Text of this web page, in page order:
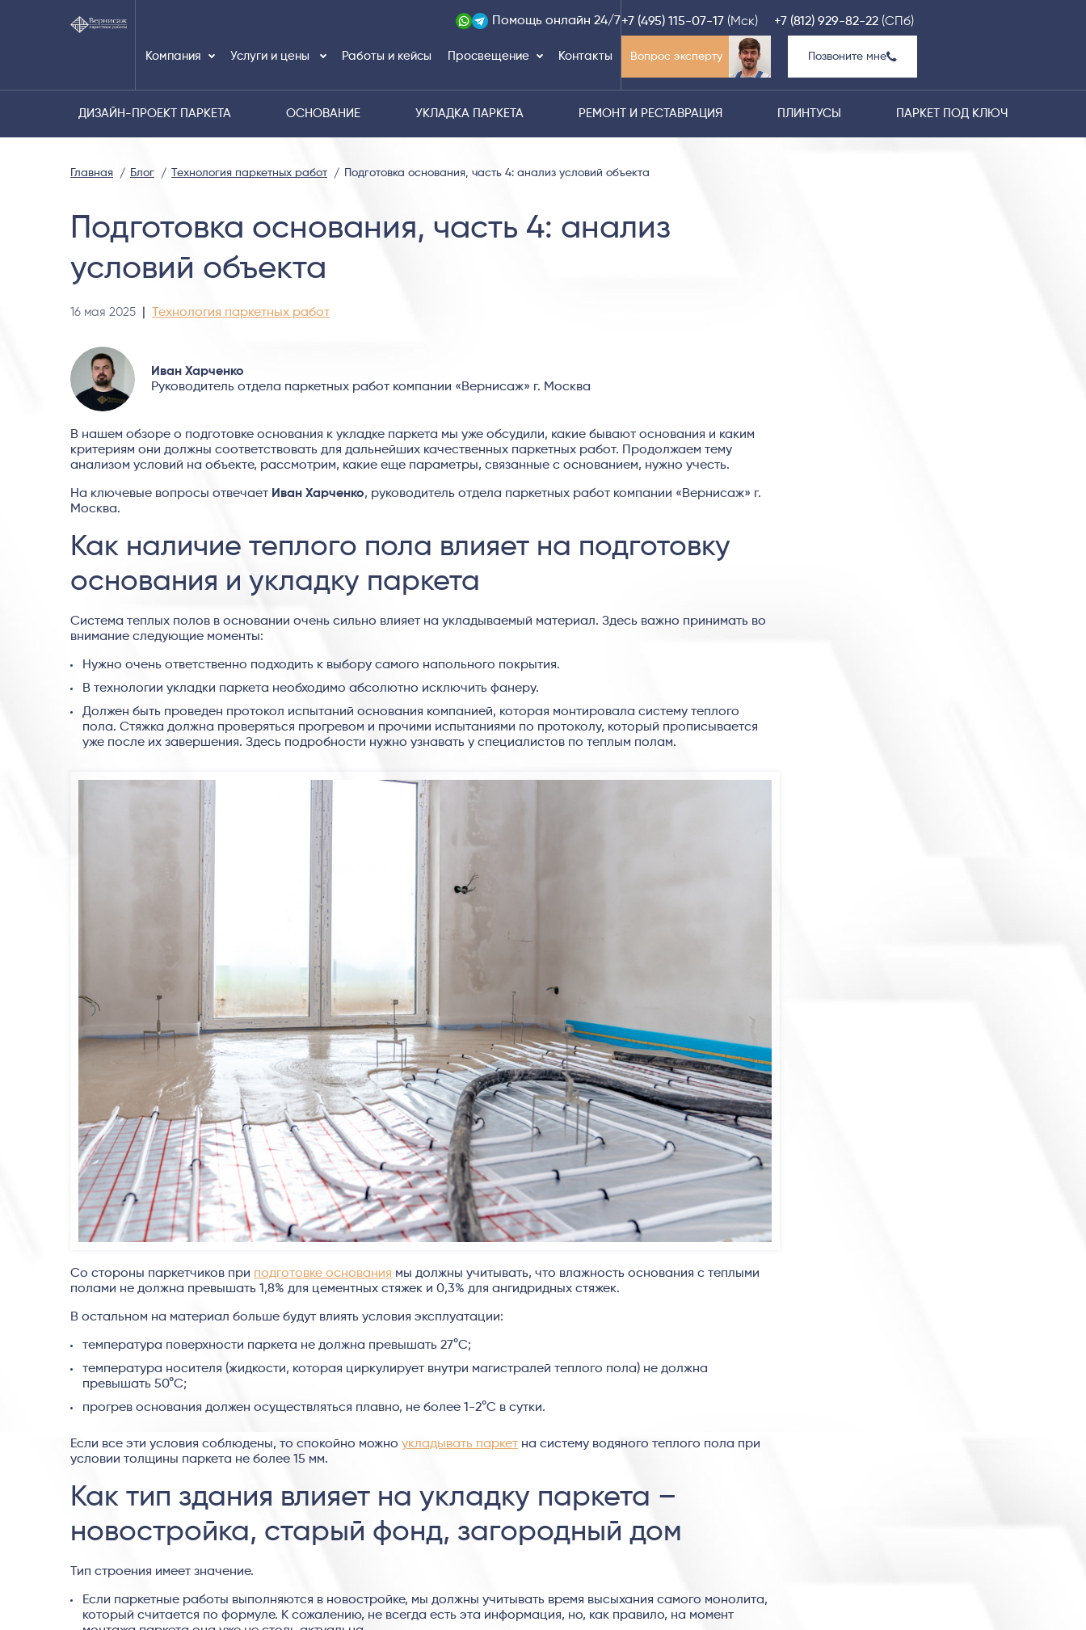
Компания Услуги и цены Работы и кейсы Просвещение Контакты
Помощь онлайн 24/7+7 (495) 115-07-17 (Мск) +7 (812) 929-82-22 (СПб)
Вопрос эксперту Позвоните мне
ДИЗАЙН-ПРОЕКТ ПАРКЕТА ОСНОВАНИЕ УКЛАДКА ПАРКЕТА РЕМОНТ И РЕСТАВРАЦИЯ ПЛИНТУСЫ ПАРКЕТ ПОД КЛЮЧ
Главная Блог Технология паркетных работ Подготовка основания, часть 4: анализ условий объекта
Подготовка основания, часть 4: анализ
условий объекта
16 мая 2025 Технология паркетных работ
Иван Харченко
Руководитель отдела паркетных работ компании «Вернисаж» г. Москва
В нашем обзоре о подготовке основания к укладке паркета мы уже обсудили, какие бывают основания и каким
критериям они должны соответствовать для дальнейших качественных паркетных работ. Продолжаем тему
анализом условий на объекте, рассмотрим, какие еще параметры, связанные с основанием, нужно учесть.
На ключевые вопросы отвечает Иван Харченко, руководитель отдела паркетных работ компании «Вернисаж» г.
Москва.
Как наличие теплого пола влияет на подготовку
основания и укладку паркета
Система теплых полов в основании очень сильно влияет на укладываемый материал. Здесь важно принимать во
внимание следующие моменты:
Нужно очень ответственно подходить к выбору самого напольного покрытия.
В технологии укладки паркета необходимо абсолютно исключить фанеру.
Должен быть проведен протокол испытаний основания компанией, которая монтировала систему теплого
пола. Стяжка должна проверяться прогревом и прочими испытаниями по протоколу, который прописывается
уже после их завершения. Здесь подробности нужно узнавать у специалистов по теплым полам.
Со стороны паркетчиков при подготовке основания мы должны учитывать, что влажность основания с теплыми
полами не должна превышать 1,8% для цементных стяжек и 0,3% для ангидридных стяжек.
В остальном на материал больше будут влиять условия эксплуатации:
температура поверхности паркета не должна превышать 27°C;
температура носителя (жидкости, которая циркулирует внутри магистралей теплого пола) не должна
превышать 50°C;
прогрев основания должен осуществляться плавно, не более 1-2°C в сутки.
Если все эти условия соблюдены, то спокойно можно укладывать паркет на систему водяного теплого пола при
условии толщины паркета не более 15 мм.
Как тип здания влияет на укладку паркета –
новостройка, старый фонд, загородный дом
Тип строения имеет значение.
Если паркетные работы выполняются в новостройке, мы должны учитывать время высыхания самого монолита,
который считается по формуле. К сожалению, не всегда есть эта информация, но, как правило, на момент